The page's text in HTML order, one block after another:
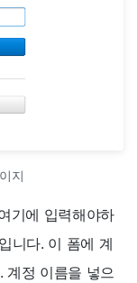
지
기에 입력해야하
니다. 이 폼에 계
계정 이름을 넣으